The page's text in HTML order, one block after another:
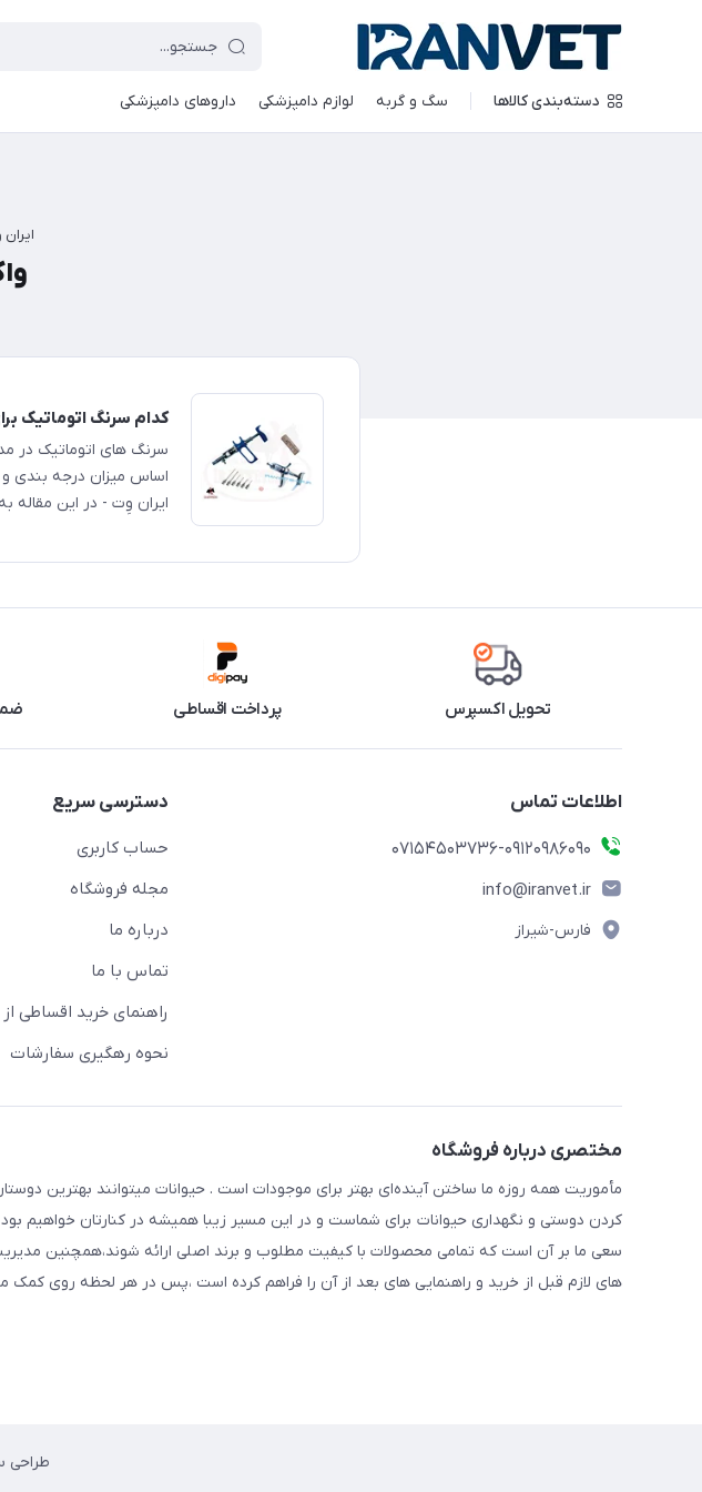
دسته‌بندی کالاها سگ و گربه لوازم دامپزشکی داروهای دامپزشکی
کدام سرنگ اتوماتیک
سرنگ های اتوماتیک در
اساس میزان درجه بندی
ایران وِت - در این مقاله
تحویل اکسپرس پرداخت اقساطی
اطلاعات تماس
07154503736-09120986090
info@iranvet.ir
فارس-شیراز
دسترسی سریع
حساب کاربری
مجله فروشگاه
درباره ما
تماس با ما
راهنمای خرید اقساطی
نحوه رهگیری سفارشات
مختصری درباره فروشگاه
مأموریت همه روزه ما ساختن آینده‌ای بهتر برای موجودات است . حیوانات میتوانند بهترین
کردن دوستی و نگهداری حیوانات برای شماست و در این مسیر زیبا همیشه در کنارتان خواهیم
سعی ما بر آن است که تمامی محصولات با کیفیت مطلوب و برند اصلی ارائه شوند،همچنین
های لازم قبل از خرید و راهنمایی های بعد از آن را فراهم کرده است ،پس در هر لحظه روی کمک